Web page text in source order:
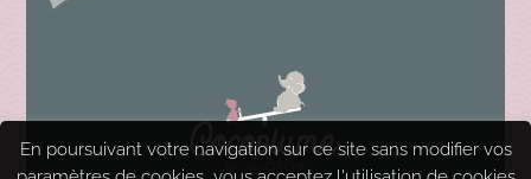
En poursuivant votre navigation sur ce site sans modifier vos